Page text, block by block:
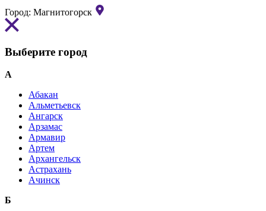
Город: Магнитогорск
Выберите город
А
Абакан
Альметьевск
Ангарск
Арзамас
Армавир
Артем
Архангельск
Астрахань
Ачинск
Б